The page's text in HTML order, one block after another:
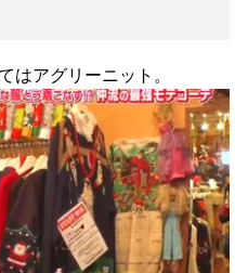
はアグリーニット。